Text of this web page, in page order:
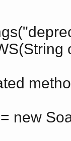
new